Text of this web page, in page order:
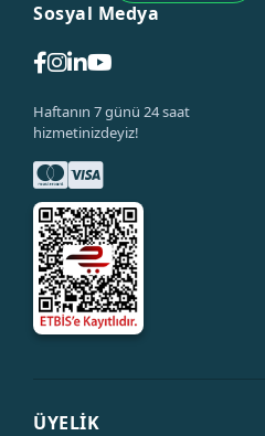
Sosyal Medya
Haftanın 7 günü 24 saat
hizmetinizdeyiz!
ÜYELİK